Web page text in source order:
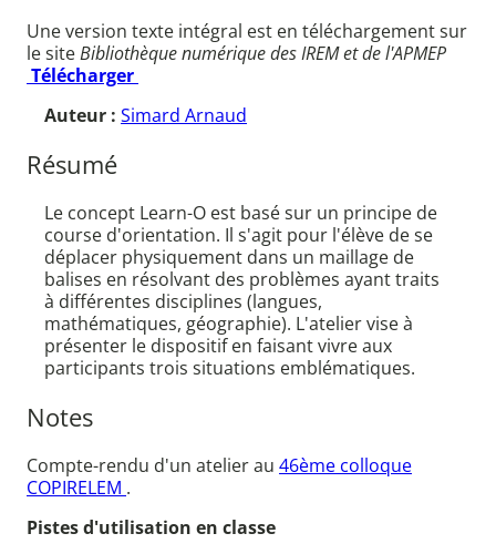
Une version texte intégral est en téléchargement sur
le siteBibliothèque numérique des IREM et de l'APMEP
Télécharger
Auteur : Simard Arnaud
Résumé
Le concept Learn-O est basé sur un principe de
course d'orientation. Il s'agit pour l'élève de se
déplacer physiquement dans un maillage de
balises en résolvant des problèmes ayant traits
à différentes disciplines (langues,
mathématiques, géographie). L'atelier vise à
présenter le dispositif en faisant vivre aux
participants trois situations emblématiques.
Notes
Compte-rendu d'un atelier au 46ème colloque
COPIRELEM .
Pistes d'utilisation en classe